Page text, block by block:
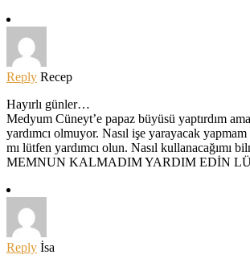
Reply Recep
Hayırlı günler…
Medyum Cüneyt’e papaz büyüsü yaptırdım
yardımcı olmuyor. Nasıl işe yarayacak
mı lütfen yardımcı olun. Nasıl kullanacağımı
MEMNUN KALMADIM YARDIM EDİN
Reply İsa